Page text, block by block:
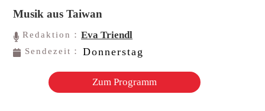
Musik aus Taiwan
Redaktion：Eva Triendl
Sendezeit： Donnerstag
Zum Programm